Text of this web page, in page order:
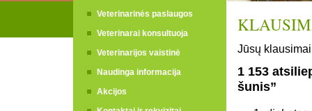
Veterinarinės paslaugos
Veterinarai konsultuoja
Veterinarijos vaistinė
Naudinga informacija
Akcijos
Jūsų
1 153
šunis”